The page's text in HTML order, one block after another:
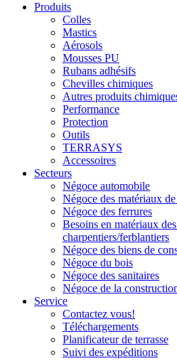
Produits
Colles
Mastics
Aérosols
Mousses PU
Rubans adhésifs
Chevilles chimiques
Autres produits
Performance
Protection
Outils
TERRASYS
Accessoires
Secteurs
Négoce automobile
Négoce des matériaux
Négoce des ferrures
Besoins en matériaux
charpentiers/ferblantiers
Négoce des biens de
Négoce du bois
Négoce des sanitaires
Négoce de la
Service
Contactez vous!
Téléchargements
Planificateur de terrasse
Suivi des expéditions